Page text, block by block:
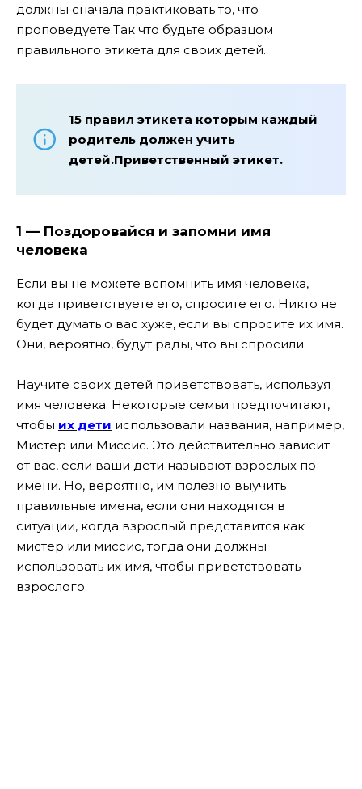
должны сначала практиковать то, что
проповедуете.Так что будьте образцом
правильного этикета для своих детей.
15 правил этикета которым каждый
родитель должен учить
детей.Приветственный этикет.
1 — Поздоровайся и запомни имя
человека
Если вы не можете вспомнить имя человека,
когда приветствуете его, спросите его. Никто не
будет думать о вас хуже, если вы спросите их имя.
Они, вероятно, будут рады, что вы спросили.
Научите своих детей приветствовать, используя
имя человека. Некоторые семьи предпочитают,
чтобы их дети использовали названия, например,
Мистер или Миссис. Это действительно зависит
от вас, если ваши дети называют взрослых по
имени. Но, вероятно, им полезно выучить
правильные имена, если они находятся в
ситуации, когда взрослый представится как
мистер или миссис, тогда они должны
использовать их имя, чтобы приветствовать
взрослого.